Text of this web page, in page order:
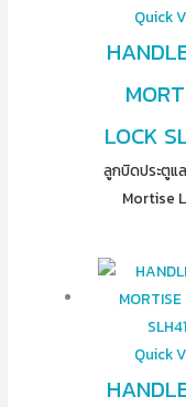
Quick
LOCK
ลูกบิดประตูแ
Mortise
Quick